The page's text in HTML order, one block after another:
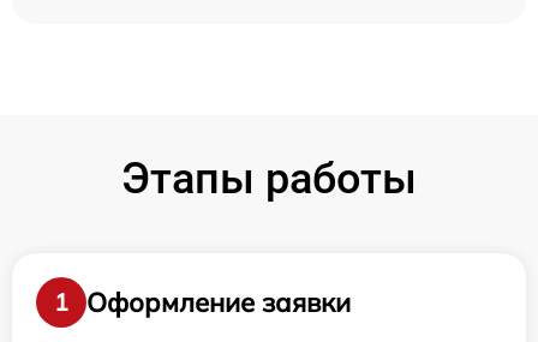
Этапы работы
1
Оформление заявки